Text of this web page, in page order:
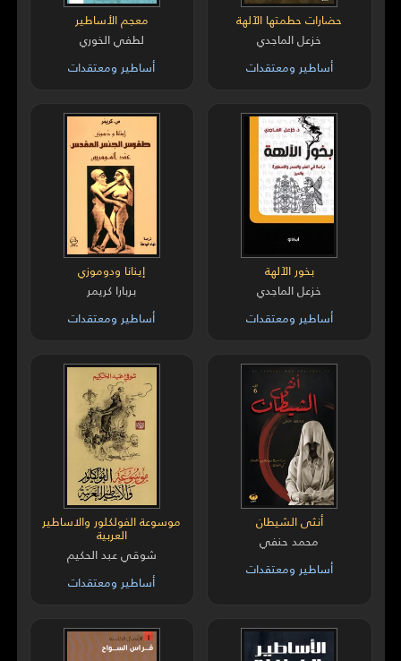
حضارات حطمتها الآلهة
خزعل الماجدي
أساطير ومعتقدات
معجم الأساطير
لطفي الخوري
أساطير ومعتقدات
بخور الآلهة
خزعل الماجدي
أساطير ومعتقدات
إينانا ودوموزي
بربارا كريمر
أساطير ومعتقدات
أنثى الشيطان
محمد حنفي
أساطير ومعتقدات
موسوعة الفولكلور والاساطير
العربية
شوقي عبد الحكيم
أساطير ومعتقدات